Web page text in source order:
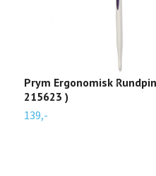
Prym Ergonomisk
215623 )
139,-